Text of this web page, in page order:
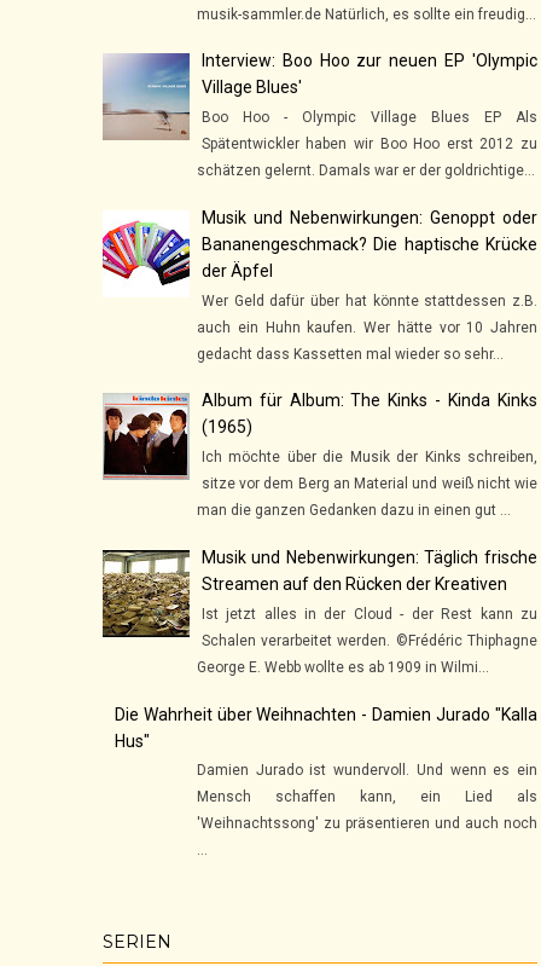
musik-sammler.de Natürlich, es sollte ein freudig...
Interview: Boo Hoo zur neuen EP 'Olympic
Village Blues'
Boo Hoo - Olympic Village Blues EP Als
Spätentwickler haben wir Boo Hoo erst 2012 zu
schätzen gelernt. Damals war er der goldrichtige...
Musik und Nebenwirkungen: Genoppt oder
Bananengeschmack? Die haptische Krücke
der Äpfel
Wer Geld dafür über hat könnte stattdessen z.B.
auch ein Huhn kaufen. Wer hätte vor 10 Jahren
gedacht dass Kassetten mal wieder so sehr...
Album für Album: The Kinks - Kinda Kinks
(1965)
Ich möchte über die Musik der Kinks schreiben,
sitze vor dem Berg an Material und weiß nicht wie
man die ganzen Gedanken dazu in einen gut ...
Musik und Nebenwirkungen: Täglich frische
Streamen auf den Rücken der Kreativen
Ist jetzt alles in der Cloud - der Rest kann zu
Schalen verarbeitet werden. ©Frédéric Thiphagne
George E. Webb wollte es ab 1909 in Wilmi...
Die Wahrheit über Weihnachten - Damien Jurado "Kalla
Hus"
Damien Jurado ist wundervoll. Und wenn es ein
Mensch schaffen kann, ein Lied als
'Weihnachtssong' zu präsentieren und auch noch
...
SERIEN